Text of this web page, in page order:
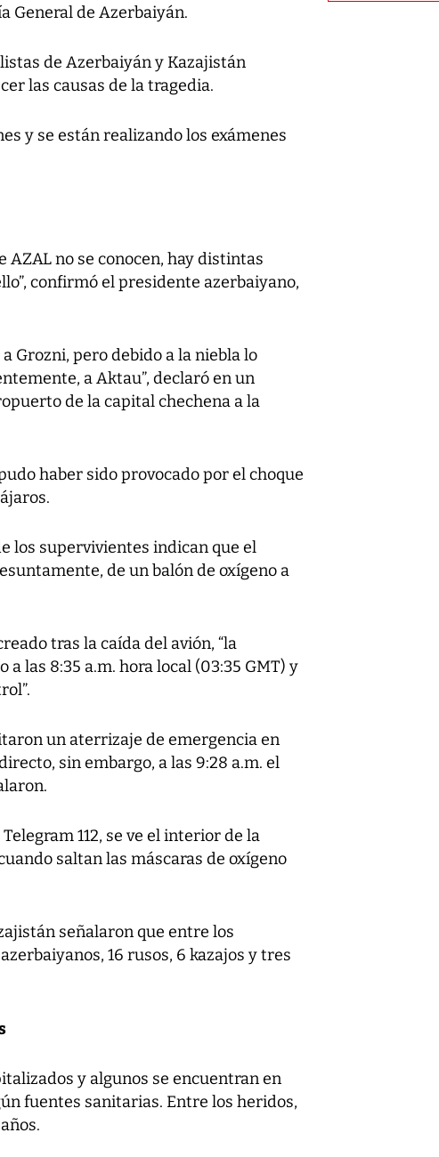
General de Azerbaiyán.
de Azerbaiyán y Kazajistán
las causas de la tragedia.
y se están realizando los exámenes
AZAL no se conocen, hay distintas
confirmó el presidente azerbaiyano,
Grozni, pero debido a la niebla lo
a Aktau”, declaró en un
de la capital chechena a la
haber sido provocado por el choque
los supervivientes indican que el
de un balón de oxígeno a
tras la caída del avión, “la
las 8:35 a.m. hora local (03:35 GMT) y
un aterrizaje de emergencia en
sin embargo, a las 9:28 a.m. el
112, se ve el interior de la
saltan las máscaras de oxígeno
señalaron que entre los
16 rusos, 6 kazajos y tres
y algunos se encuentran en
fuentes sanitarias. Entre los heridos,